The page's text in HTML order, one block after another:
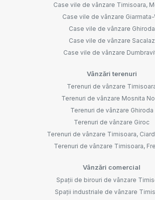
Case vile de vânzare Timisoara,
Case vile de vânzare Giarmata-
Case vile de vânzare Ghiroda
Case vile de vânzare Sacalaz
Case vile de vânzare
Vânzări terenuri
Terenuri de vânzare
Terenuri de vânzare Mosnita
Terenuri de vânzare Ghiroda
Terenuri de vânzare Giroc
Terenuri de vânzare Timisoara,
Terenuri de vânzare Timisoara,
Vânzări comercial
Spații de birouri de vânzare
Spații industriale de vânzare